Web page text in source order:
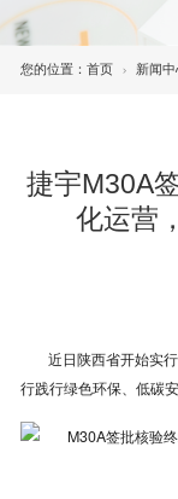
您的位置： 首页 新闻中
捷宇M30A
化运营
近日陕西省开始实
行践行绿色环保、低碳